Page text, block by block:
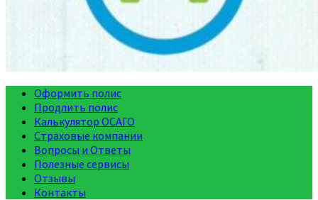
Оформить полис
Продлить полис
Калькулятор ОСАГО
Страховые компании
Вопросы и Ответы
Полезные сервисы
Отзывы
Контакты